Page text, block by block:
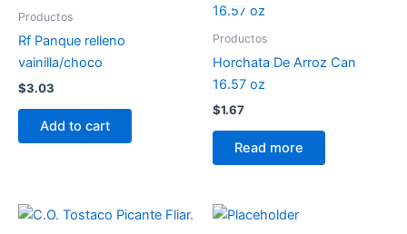
Productos
Rf Panque relleno
vainilla/choco
$3.03
Add to cart
Productos
Horchata De Arroz Can
16.57 oz
$1.67
Read more